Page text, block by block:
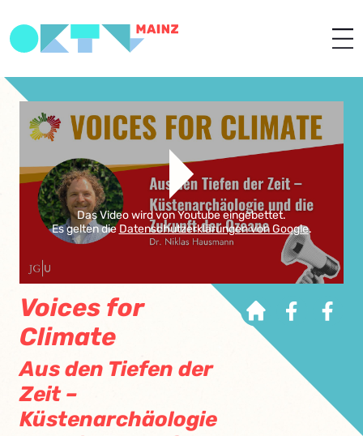
Das Video wird von Youtube eingebettet.
Es gelten dieDatenschutzerklärungen von Google.
Voices for
Climate
Aus den Tiefen der
Zeit –
Küstenarchäologie